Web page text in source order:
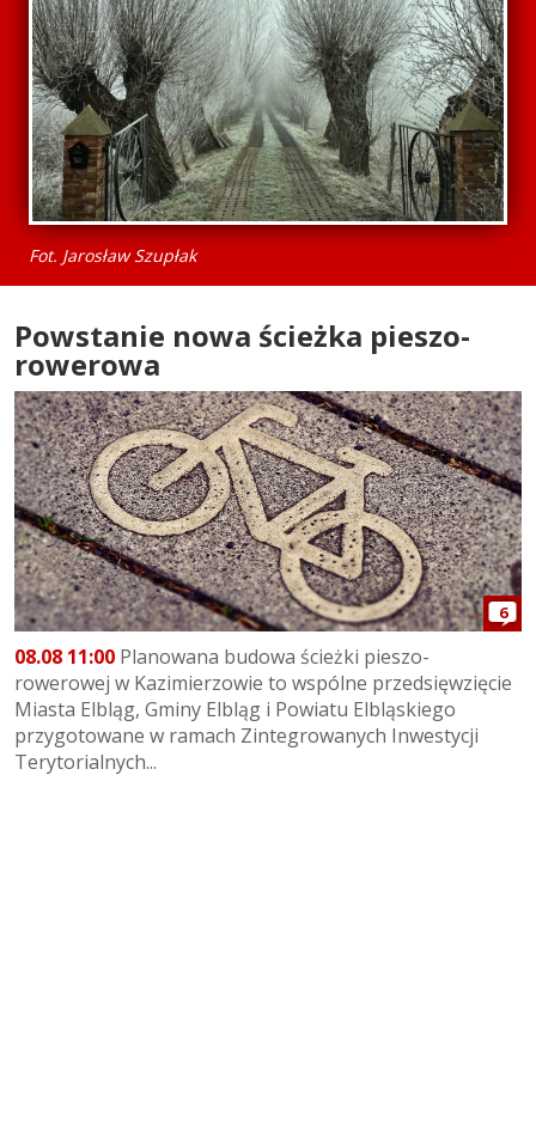
Fot. Jarosław Szupłak
Powstanie nowa ścieżka pieszo-
rowerowa
6
08.08 11:00 Planowana budowa ścieżki pieszo-
rowerowej w Kazimierzowie to wspólne przedsięwzięcie
Miasta Elbląg, Gminy Elbląg i Powiatu Elbląskiego
przygotowane w ramach Zintegrowanych Inwestycji
Terytorialnych...